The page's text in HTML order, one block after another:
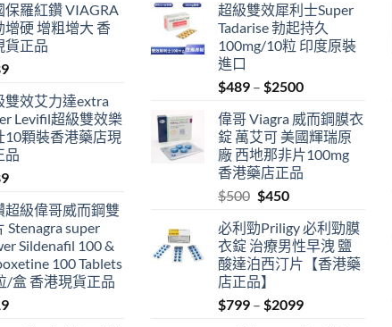
保羅紅鑽 VIAGRA
增硬 增粗增大 香
貨正品
雙效艾力達extra
Levifil超級雙效樂
10顆裝香港藥店現
品
超級偉哥威而鋼雙
Stenagra super
Sildenafil 100 &
100 Tablets
/盒 香港現貨正品
超級雙效犀利士Super
Tadarise 勃起持久
100mg/10粒 印度原裝
進口
$489 – $2500Price
$489
through
$2500
偉哥 Viagra 威而鋼膜衣
錠 萬艾可 美國輝瑞原
廠 西地那非片100mg
香港藥店正品
$500 Original
was:
$500.
$450Current
is:
$450.
必利勁Priligy 必利勁膜
衣錠 治療男性早洩 鹽
酸達泊西汀片【香港藥
店正品】
$799 – $2099Price